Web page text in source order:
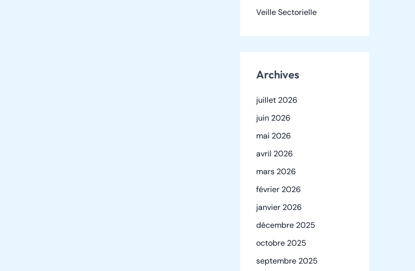
Veille Sectorielle
Archives
juillet 2026
juin 2026
mai 2026
avril 2026
mars 2026
février 2026
janvier 2026
décembre 2025
octobre 2025
septembre 2025